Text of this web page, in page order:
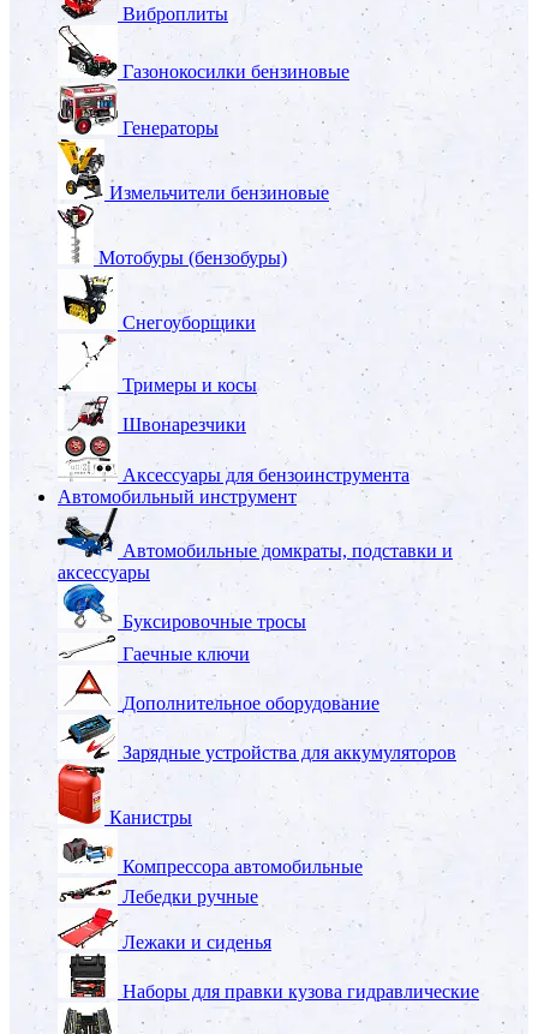
Виброплиты
Газонокосилки бензиновые
Генераторы
Измельчители бензиновые
Мотобуры (бензобуры)
Снегоуборщики
Тримеры и косы
Швонарезчики
Аксессуары для бензоинструмента
Автомобильный инструмент
Автомобильные домкраты, подставки и
аксессуары
Буксировочные тросы
Гаечные ключи
Дополнительное оборудование
Зарядные устройства для аккумуляторов
Канистры
Компрессора автомобильные
Лебедки ручные
Лежаки и сиденья
Наборы для правки кузова гидравлические